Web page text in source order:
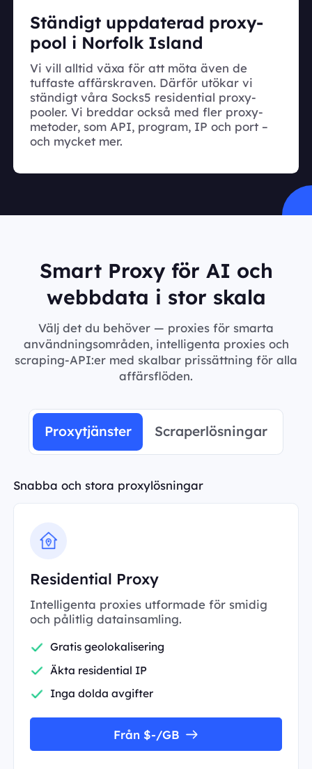
Ständigt uppdaterad proxy-
pool i Norfolk Island
Vi vill alltid växa för att möta även de
tuffaste affärskraven. Därför utökar vi
ständigt våra Socks5 residential proxy-
pooler. Vi breddar också med fler proxy-
metoder, som API, program, IP och port –
och mycket mer.
Smart Proxy för AI och
webbdata i stor skala
Välj det du behöver — proxies för smarta
användningsområden, intelligenta proxies och
scraping-API:er med skalbar prissättning för alla
affärsflöden.
Proxytjänster Scraperlösningar
Snabba och stora proxylösningar
Residential Proxy
Intelligenta proxies utformade för smidig
och pålitlig datainsamling.
Gratis geolokalisering
Äkta residential IP
Inga dolda avgifter
Från $-/GB